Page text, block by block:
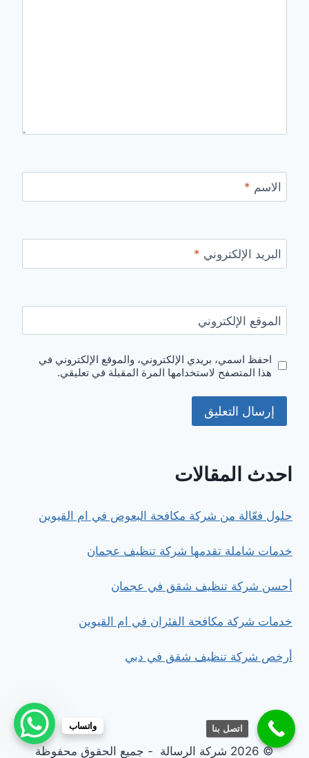
الاسم *
البريد الإلكتروني *
الموقع الإلكتروني
احفظ اسمي، بريدي الإلكتروني، والموقع الإلكتروني في
هذا المتصفح لاستخدامها المرة المقبلة في تعليقي.
احدث المقالات
حلول فعّالة من شركة مكافحة البعوض في ام القيوين
خدمات شاملة تقدمها شركة تنظيف عجمان
أحسن شركة تنظيف شقق في عجمان
خدمات شركة مكافحة الفئران في ام القيوين
أرخص شركة تنظيف شقق في دبي
© 2026 شركة الرسالة - جميع الحقوق محفوظة
واتساب اتصل بنا